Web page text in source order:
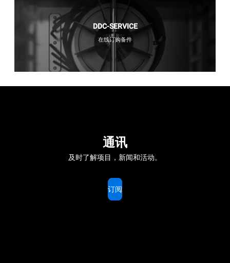
DDC-SERVICE
在线订购备件
通讯
及时了解项目，新闻和活动。
订阅